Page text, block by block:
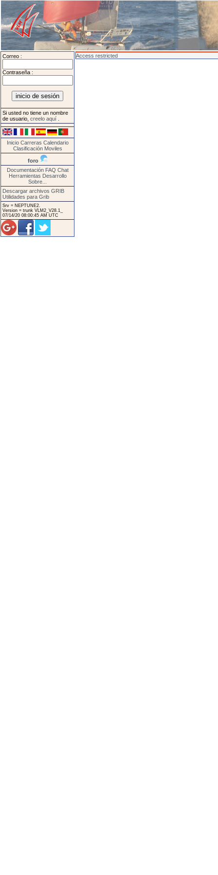
Correo :
Contraseña :
Si usted no tiene un nombre
de usuario, creelo aquí
Inicio Carreras Calendario
Clasificación Moviles
foro
Documentación FAQ Chat
Herramientas Desarrollo
Sobre...
Descargar archivos GRIB
Utilidades para Grib
Srv = NEPTUNE2.
Version = trunk VLM2_V28.1_
07/14/20 08:00:45 AM UTC
Access restricted